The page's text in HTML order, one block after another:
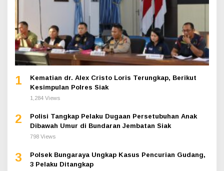
1
Kematian dr. Alex Cristo Loris Terungkap, Berikut
Kesimpulan Polres Siak
1,284 Views
2
Polisi Tangkap Pelaku Dugaan Persetubuhan Anak
Dibawah Umur di Bundaran Jembatan Siak
798 Views
3
Polsek Bungaraya Ungkap Kasus Pencurian Gudang,
3 Pelaku Ditangkap